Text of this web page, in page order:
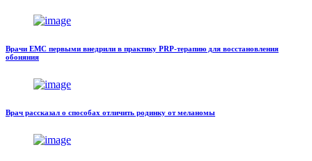
Врачи ЕМС первыми внедрили в практику PRP-терапию для восстановления
обоняния
Врач рассказал о способах отличить родинку от меланомы